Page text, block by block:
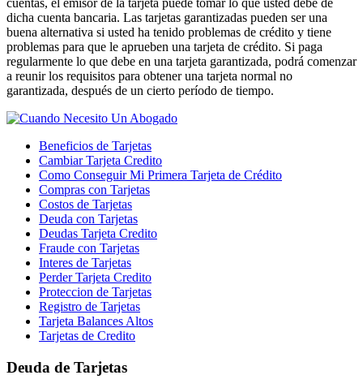
dicha cuenta bancaria. Las tarjetas garantizadas pueden ser una
buena alternativa si usted ha tenido problemas de crédito y tiene
problemas para que le aprueben una tarjeta de crédito. Si paga
regularmente lo que debe en una tarjeta garantizada, podrá comenzar
a reunir los requisitos para obtener una tarjeta normal no
garantizada, después de un cierto período de tiempo.
Beneficios de Tarjetas
Cambiar Tarjeta Credito
Como Conseguir Mi Primera Tarjeta de Crédito
Compras con Tarjetas
Costos de Tarjetas
Deuda con Tarjetas
Deudas Tarjeta Credito
Fraude con Tarjetas
Interes de Tarjetas
Perder Tarjeta Credito
Proteccion de Tarjetas
Registro de Tarjetas
Tarjeta Balances Altos
Tarjetas de Credito
Deuda de Tarjetas